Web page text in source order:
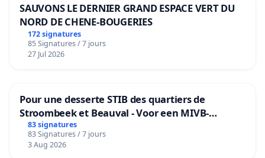
SAUVONS LE DERNIER GRAND ESPACE VERT DU
NORD DE CHENE-BOUGERIES
172 signatures
85 Signatures / 7 jours
27 Jul 2026
Pour une desserte STIB des quartiers de
Stroombeek et Beauval - Voor een MIVB-
bediening van de wijken Strombeek en Het
Voor
83 signatures
83 Signatures / 7 jours
3 Aug 2026